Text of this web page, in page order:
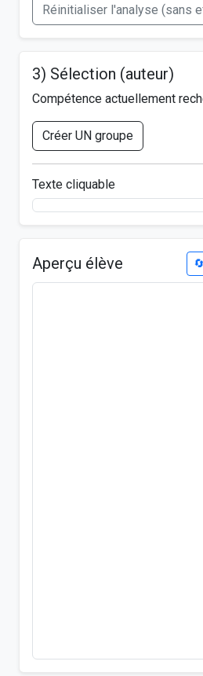
Réinitialiser l'analyse (sans
3) Sélection (auteur)
Compétence actuellement
Créer UN groupe
Texte cliquable
Aperçu élève